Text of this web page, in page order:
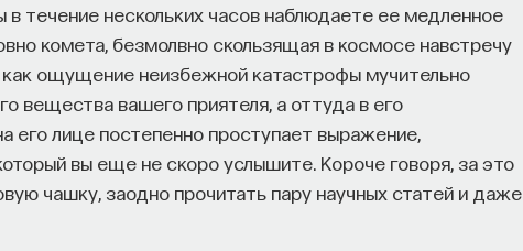
в течение нескольких часов наблюдаете ее медленное
комета, безмолвно скользящая в космосе навстречу
как ощущение неизбежной катастрофы мучительно
вещества вашего приятеля, а оттуда в его
его лице постепенно проступает выражение,
вы еще не скоро услышите. Короче говоря, за это
чашку, заодно прочитать пару научных статей и даже